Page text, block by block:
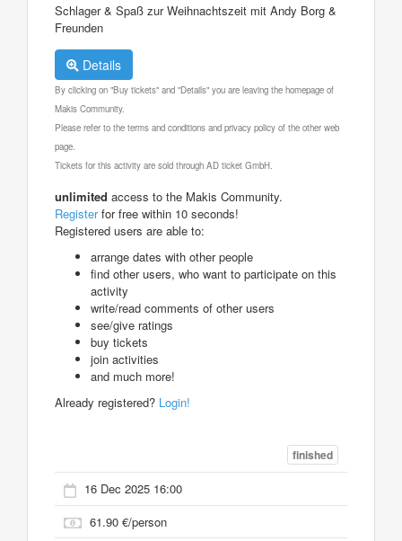
Schlager & Spaß zur Weihnachtszeit mit Andy Borg &
Freunden
Details
By clicking on "Buy tickets" and "Details" you are leaving the homepage of
Makis Community.
Please refer to the terms and conditions and privacy policy of the other web
page.
Tickets for this activity are sold through AD ticket GmbH.
unlimited access to the Makis Community.
Registerfor free within 10 seconds!
Registered users are able to:
arrange dates with other people
find other users, who want to participate on this
activity
write/read comments of other users
see/give ratings
buy tickets
join activities
and much more!
Already registered? Login!
finished
16 Dec 2025 16:00
61.90 €/person